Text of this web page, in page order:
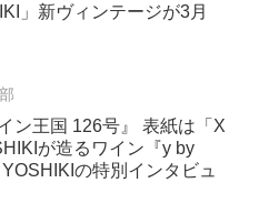
」新ヴィンテージが3月
ン王国 126号』 表紙は「X
が造るワイン『y by
の特別インタビュ